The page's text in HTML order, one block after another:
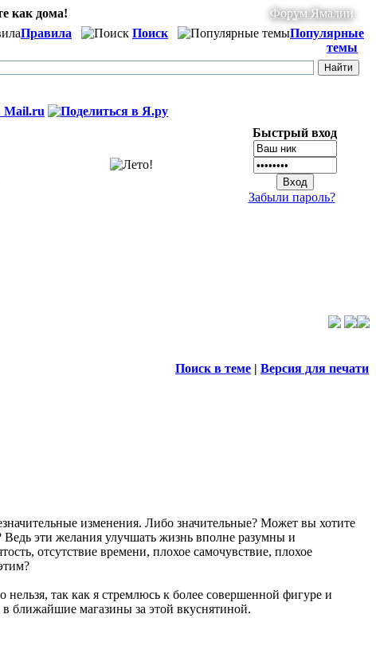
как дома!
Форум Ямалии
Правила Поиск
Популярные
темы
Быстрый вход
Забыли пароль?
Поиск в теме | Версия для печати
изменения. Либо значительные? Может вы хотите
эти желания улучшать жизнь вполне разумны и
отсутствие времени, плохое самочувствие, плохое
так как я стремлюсь к более совершенной фигуре и
ближайшие магазины за этой вкуснятиной.